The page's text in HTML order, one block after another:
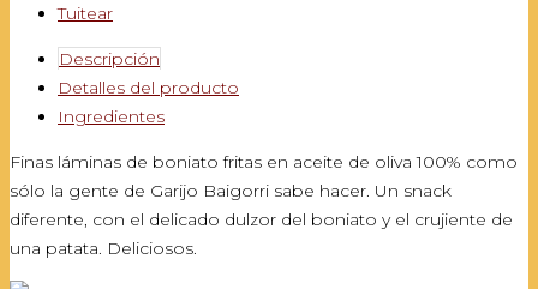
Tuitear
Descripción
Detalles del producto
Ingredientes
Finas láminas de boniato fritas en aceite de oliva 100% como
sólo la gente de Garijo Baigorri sabe hacer. Un snack
diferente, con el delicado dulzor del boniato y el crujiente de
una patata. Deliciosos.